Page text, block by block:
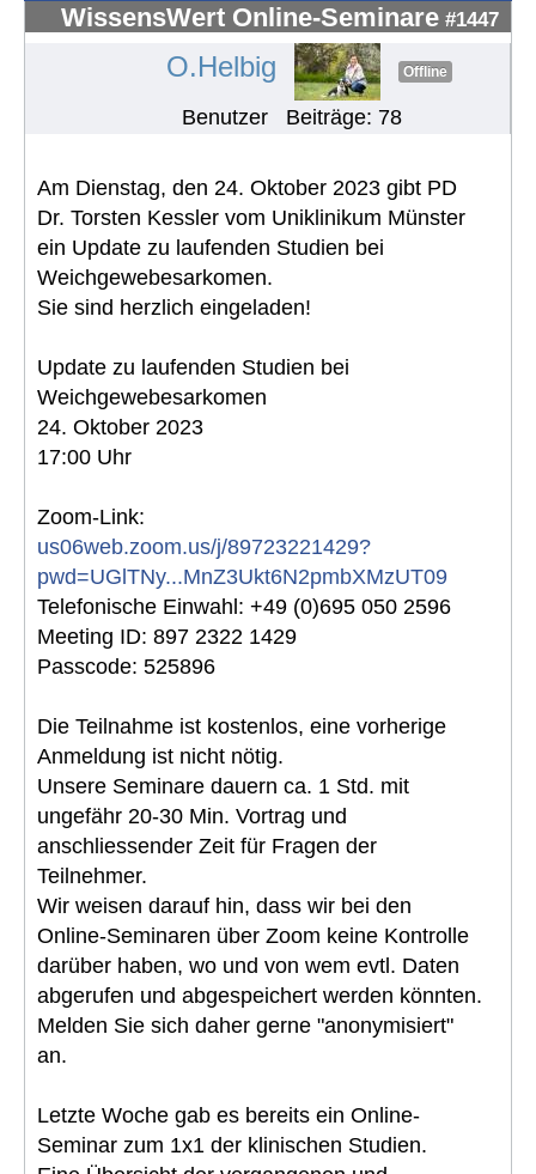
WissensWert Online-Seminare #1447
O.Helbig Offline
Benutzer Beiträge: 78
Am Dienstag, den 24. Oktober 2023 gibt PD
Dr. Torsten Kessler vom Uniklinikum Münster
ein Update zu laufenden Studien bei
Weichgewebesarkomen.
Sie sind herzlich eingeladen!
Update zu laufenden Studien bei
Weichgewebesarkomen
24. Oktober 2023
17:00 Uhr
Zoom-Link:
us06web.zoom.us/j/89723221429?
pwd=UGlTNy...MnZ3Ukt6N2pmbXMzUT09
Telefonische Einwahl: +49 (0)695 050 2596
Meeting ID: 897 2322 1429
Passcode: 525896
Die Teilnahme ist kostenlos, eine vorherige
Anmeldung ist nicht nötig.
Unsere Seminare dauern ca. 1 Std. mit
ungefähr 20-30 Min. Vortrag und
anschliessender Zeit für Fragen der
Teilnehmer.
Wir weisen darauf hin, dass wir bei den
Online-Seminaren über Zoom keine Kontrolle
darüber haben, wo und von wem evtl. Daten
abgerufen und abgespeichert werden könnten.
Melden Sie sich daher gerne "anonymisiert"
an.
Letzte Woche gab es bereits ein Online-
Seminar zum 1x1 der klinischen Studien.